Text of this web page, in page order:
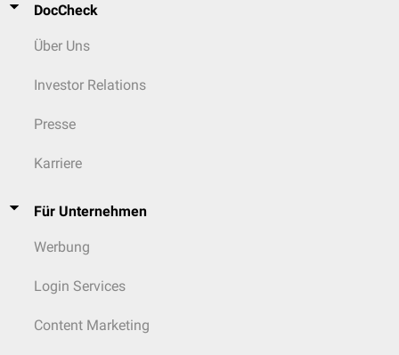
DocCheck
Über Uns
Investor Relations
Presse
Karriere
Für Unternehmen
Werbung
Login Services
Content Marketing